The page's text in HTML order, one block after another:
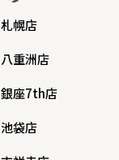
札幌店
八重洲店
銀座7th店
池袋店